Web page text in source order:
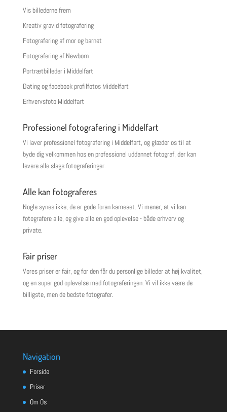
Vis billederne frem
Kreativ gravid fotografering
Fotografering af mor og barnet
Fotografering af Newborn
Portrætbilleder i Middelfart
Dating og facebook profilfotos Middelfart
Erhvervsfoto Middelfart
Professionel fotografering i Middelfart
Vi laver professionel fotografering i Middelfart, og glæder os til at
byde dig velkommen hos en professionel uddannet fotograf, der kan
levere alle slags fotograferinger.
Alle kan fotograferes
Nogle synes ikke, de er gode foran kameaet. Vi mener, at vi kan
fotografere alle, og give alle en god oplevelse - både erhverv og
private.
Fair priser
Vores priser er fair, og for den får du personlige billeder at høj kvalitet,
og en super god oplevelse med fotograferingen. Vi vil ikke være de
billigste, men de bedste fotografer.
Navigation
Forside
Priser
Om Os